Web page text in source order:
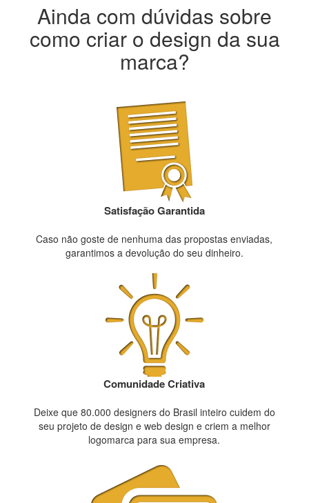
Ainda com dúvidas sobre
como criar o design da sua
marca?
Satisfação Garantida
Caso não goste de nenhuma das propostas enviadas,
garantimos a devolução do seu dinheiro.
Comunidade Criativa
Deixe que 80.000 designers do Brasil inteiro cuidem do
seu projeto de design e web design e criem a melhor
logomarca para sua empresa.